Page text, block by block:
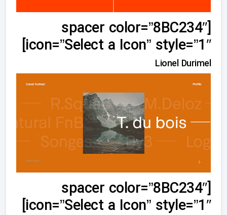
[spacer color=”8BC234″
icon=”Select a Icon” style=”1″]
Lionel Durimel
[spacer color=”8BC234″
icon=”Select a Icon” style=”1″]